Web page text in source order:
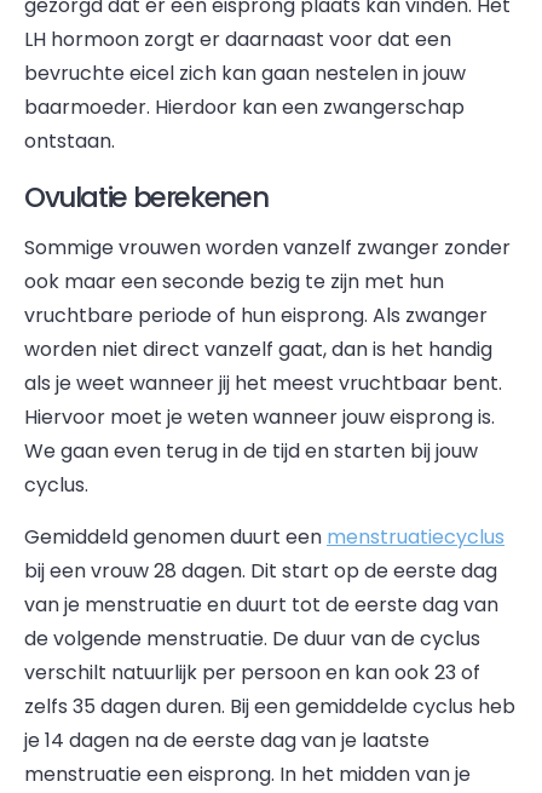
LH hormoon zorgt er daarnaast voor dat een
bevruchte eicel zich kan gaan nestelen in jouw
baarmoeder. Hierdoor kan een zwangerschap
ontstaan.
Ovulatie berekenen
Sommige vrouwen worden vanzelf zwanger zonder
ook maar een seconde bezig te zijn met hun
vruchtbare periode of hun eisprong. Als zwanger
worden niet direct vanzelf gaat, dan is het handig
als je weet wanneer jij het meest vruchtbaar bent.
Hiervoor moet je weten wanneer jouw eisprong is.
We gaan even terug in de tijd en starten bij jouw
cyclus.
Gemiddeld genomen duurt een menstruatiecyclus
bij een vrouw 28 dagen. Dit start op de eerste dag
van je menstruatie en duurt tot de eerste dag van
de volgende menstruatie. De duur van de cyclus
verschilt natuurlijk per persoon en kan ook 23 of
zelfs 35 dagen duren. Bij een gemiddelde cyclus heb
je 14 dagen na de eerste dag van je laatste
menstruatie een eisprong. In het midden van je